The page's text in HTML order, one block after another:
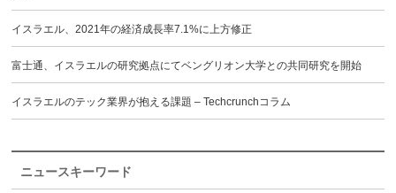
イスラエル、2021年の経済成長率7.1%に上方修正
富士通、イスラエルの研究拠点にてベングリオン大学との共同研究を開始
イスラエルのテック業界が抱える課題 – Techcrunchコラム
ニュースキーワード